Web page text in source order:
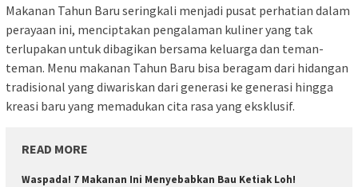
Makanan Tahun Baru seringkali menjadi pusat perhatian dalam
perayaan ini, menciptakan pengalaman kuliner yang tak
terlupakan untuk dibagikan bersama keluarga dan teman-
teman. Menu makanan Tahun Baru bisa beragam dari hidangan
tradisional yang diwariskan dari generasi ke generasi hingga
kreasi baru yang memadukan cita rasa yang eksklusif.
READ MORE
Waspada! 7 Makanan Ini Menyebabkan Bau Ketiak Loh!